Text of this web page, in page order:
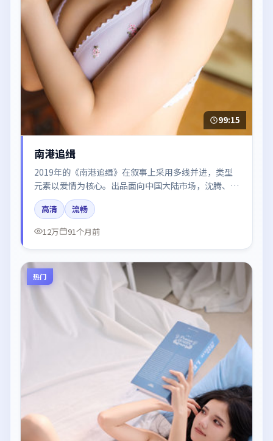
99:15
南港追缉
2019年的《南港追缉》在叙事上采用多线并进，类型
元素以爱情为核心。出品面向中国大陆市场，沈腾、迪
丽热巴、杨幂、段奕宏、秦海璐所饰角色推动关键反
转，结尾留白引发讨论。
高清
流畅
12万
91个月前
热门